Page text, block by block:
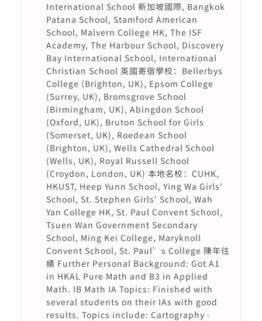
International School 新加坡國際, Bangkok
Patana School, Stamford American
School, Malvern College HK, The ISF
Academy, The Harbour School, Discovery
Bay International School, International
Christian School 英國寄宿學校：Bellerbys
College (Brighton, UK), Epsom College
(Surrey, UK), Bromsgrove School
(Birmingham, UK), Abingdon School
(Oxford, UK), Bruton School for Girls
(Somerset, UK), Roedean School
(Brighton, UK), Wells Cathedral School
(Wells, UK), Royal Russell School
(Croydon, London, UK) 本地名校：CUHK,
HKUST, Heep Yunn School, Ying Wa Girls'
School, St. Stephen Girls' School, Wah
Yan College HK, St. Paul Convent School,
Tsuen Wan Government Secondary
School, Ming Kei College, Maryknoll
Convent School, St. Paul’s College 陳年往
績 Further Personal Background: Got A1
in HKAL Pure Math and B3 in Applied
Math. IB Math IA Topics: Finished with
several students on their IAs with good
results. Topics include: Cartography -